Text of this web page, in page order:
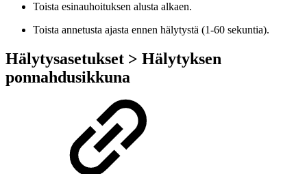
Toista esinauhoituksen alusta alkaen.
Toista annetusta ajasta ennen hälytystä (1-60 sekuntia).
Hälytysasetukset > Hälytyksen
ponnahdusikkuna